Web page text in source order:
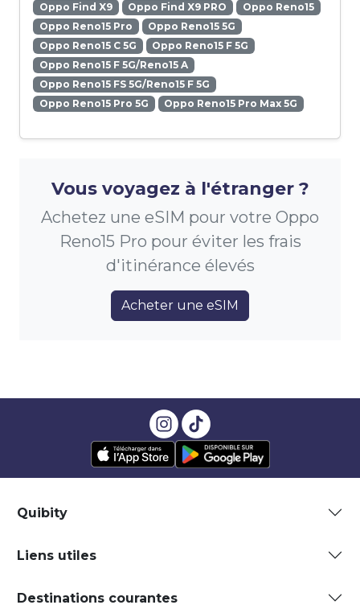
Oppo Find X9
Oppo Find X9 PRO
Oppo Reno15
Oppo Reno15 Pro
Oppo Reno15 5G
Oppo Reno15 C 5G
Oppo Reno15 F 5G
Oppo Reno15 F 5G/Reno15 A
Oppo Reno15 FS 5G/Reno15 F 5G
Oppo Reno15 Pro 5G
Oppo Reno15 Pro Max 5G
Vous voyagez à l'étranger ?
Achetez une eSIM pour votre Oppo
Reno15 Pro pour éviter les frais
d'itinérance élevés
Acheter une eSIM
Quibity
Liens utiles
Destinations courantes